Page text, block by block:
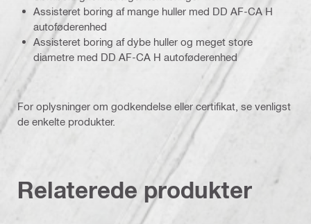
Assisteret boring af mange huller med DD AF-CA H
autoføderenhed
Assisteret boring af dybe huller og meget store
diametre med DD AF-CA H autoføderenhed
For oplysninger om godkendelse eller certifikat, se venligst
de enkelte produkter.
Relaterede produkter